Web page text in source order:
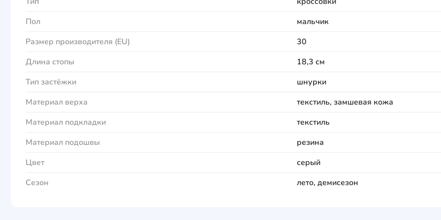
Пол
мальчик
Размер производителя (EU)
30
Длина стопы
18,3 см
Тип застёжки
шнурки
Материал верха
текстиль, замшевая кожа
Материал подкладки
текстиль
Материал подошвы
резина
Цвет
серый
Сезон
лето, демисезон